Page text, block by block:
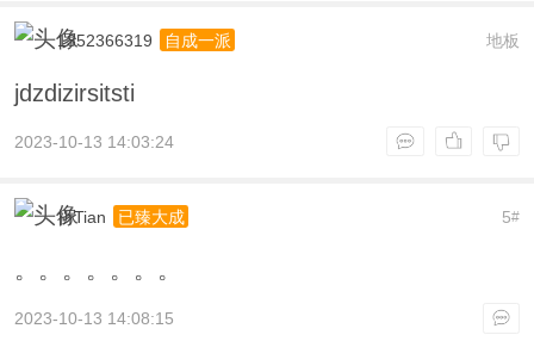
地板
1352366319 自成一派
jdzdizirsitsti
2023-10-13 14:03:24
5#
祈Tian 已臻大成
。。。。。。。
2023-10-13 14:08:15